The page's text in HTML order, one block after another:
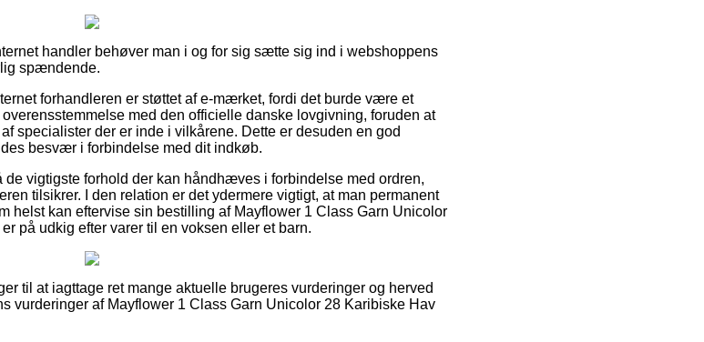
handler behøver man i og for sig sætte sig ind i webshoppens
spændende.
forhandleren er støttet af e-mærket, fordi det burde være et
med den officielle danske lovgivning, foruden at
specialister der er inde i vilkårene. Dette er desuden en god
besvær i forbindelse med dit indkøb.
vigtigste forhold der kan håndhæves i forbindelse med ordren,
tilsikrer. I den relation er det ydermere vigtigt, at man permanent
helst kan eftervise sin bestilling af Mayflower 1 Class Garn Unicolor
på udkig efter varer til en voksen eller et barn.
til at iagttage ret mange aktuelle brugeres vurderinger og herved
vurderinger af Mayflower 1 Class Garn Unicolor 28 Karibiske Hav